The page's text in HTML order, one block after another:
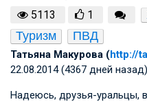
5113 1
Туризм
ПВД
Татьяна Макурова (http://
22.08.2014 (4367 дней назад)
Надеюсь, друзья-уральцы,